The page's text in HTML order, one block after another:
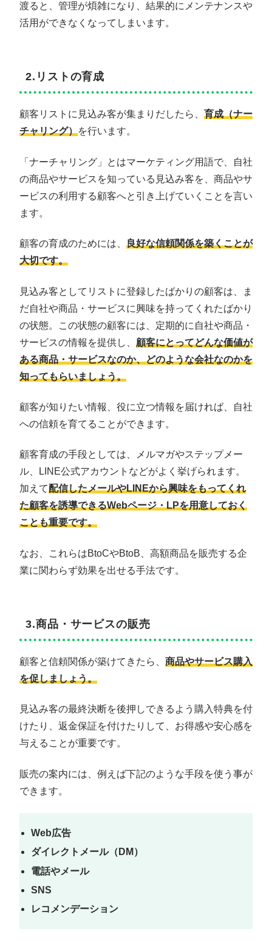
渡ると、管理が煩雑になり、結果的にメンテナンスや
活用ができなくなってしまいます。
2.リストの育成
顧客リストに見込み客が集まりだしたら、 育成（ナー
チャリング）を行います。
「ナーチャリング」とはマーケティング用語で、自社
の商品やサービスを知っている見込み客を、商品やサ
ービスの利用する顧客へと引き上げていくことを言い
ます。
顧客の育成のためには、 良好な信頼関係を築くことが
大切です。
見込み客としてリストに登録したばかりの顧客は、ま
だ自社や商品・サービスに興味を持ってくれたばかり
の状態。この状態の顧客には、定期的に自社や商品・
サービスの情報を提供し、 顧客にとってどんな価値が
ある商品・サービスなのか、どのような会社なのかを
知ってもらいましょう。
顧客が知りたい情報、役に立つ情報を届ければ、自社
への信頼を育てることができます。
顧客育成の手段としては、メルマガやステップメー
ル、LINE公式アカウントなどがよく挙げられます。
加えて配信したメールやLINEから興味をもってくれ
た顧客を誘導できるWebページ・LPを用意しておく
ことも重要です。
なお、これらはBtoCやBtoB、高額商品を販売する企
業に関わらず効果を出せる手法です。
3.商品・サービスの販売
顧客と信頼関係が築けてきたら、 商品やサービス購入
を促しましょう。
見込み客の最終決断を後押しできるよう購入特典を付
けたり、返金保証を付けたりして、お得感や安心感を
与えることが重要です。
販売の案内には、例えば下記のような手段を使う事が
できます。
Web広告
ダイレクトメール（DM）
電話やメール
SNS
レコメンデーション